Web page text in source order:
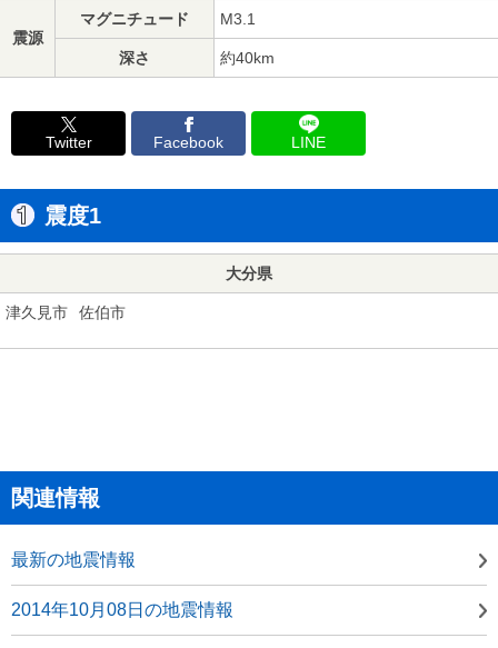
震源
マグニチュード M3.1
深さ 約40km
Twitter Facebook LINE
震度1
大分県
津久見市 佐伯市
関連情報
最新の地震情報
2014年10月08日の地震情報